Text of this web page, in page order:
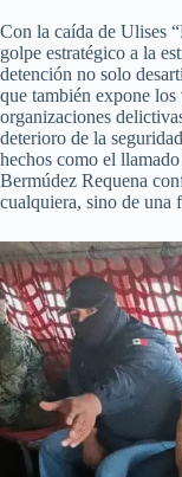
Con la caída de Ulises
golpe estratégico a la
detención no solo
que también expone
organizaciones
deterioro de la
hechos como el
Bermúdez Requena
cualquiera, sino de una